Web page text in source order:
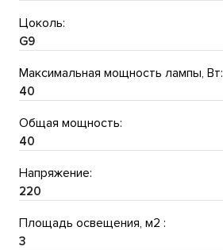
Цоколь:
G9
Максимальная мощность лампы, Вт:
40
Общая мощность:
40
Напряжение:
220
Площадь освещения, м2 :
3